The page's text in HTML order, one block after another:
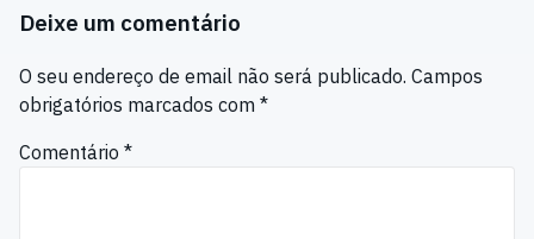
Deixe um comentário
O seu endereço de email não será publicado. Campos
obrigatórios marcados com *
Comentário *